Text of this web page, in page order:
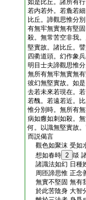
如是比丘。諸所有
若内若外。若麁若
比丘。諦觀思惟分
有無牢無實無有堅
殺。無常苦空非我
堅實故。諸比丘。
四衢道頭。幻作象
明目士夫諦觀思惟
無所有無牢無實無
彼幻無堅實故。如
去若未來若現在。
若醜。若遠若近。
惟分別時。無所有
病如癰如刺如殺。
何。以識無堅實故
而説偈言
觀色如聚沫 受如
想如春時 2 燄
諸識法如幻 日種
周匝諦思惟 正念
無實不堅固 無有
於此苦陰身 大智